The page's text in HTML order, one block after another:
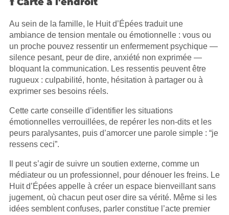
Au sein de la famille, le Huit d’Épées traduit une
ambiance de tension mentale ou émotionnelle : vous ou
un proche pouvez ressentir un enfermement psychique —
silence pesant, peur de dire, anxiété non exprimée —
bloquant la communication. Les ressentis peuvent être
rugueux : culpabilité, honte, hésitation à partager ou à
exprimer ses besoins réels.
Cette carte conseille d’identifier les situations
émotionnelles verrouillées, de repérer les non-dits et les
peurs paralysantes, puis d’amorcer une parole simple : “je
ressens ceci”.
Il peut s’agir de suivre un soutien externe, comme un
médiateur ou un professionnel, pour dénouer les freins. Le
Huit d’Épées appelle à créer un espace bienveillant sans
jugement, où chacun peut oser dire sa vérité. Même si les
idées semblent confuses, parler constitue l’acte premier